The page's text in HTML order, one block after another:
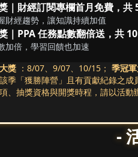
｜財經訂閱專欄首月免費，共
財經趨勢，讓知識持續加值
｜PPA 任務點數翻倍送，共
加倍，學習回饋也加速
獎 ：8/07、9/07、10/15； 季冠
季「獲勝陣營」且有貢獻紀錄之成
、抽獎資格與開獎時程，請以活動
-